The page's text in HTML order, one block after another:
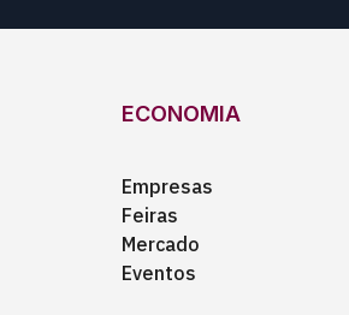
ECONOMIA
Empresas
Feiras
Mercado
Eventos